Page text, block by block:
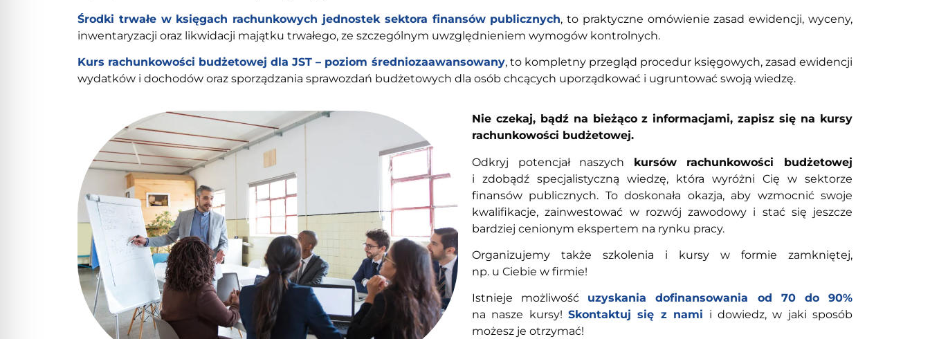
Środki trwałe w księgach rachunkowych jednostek sektora finansów publicznych, to praktyczne omówienie zasad ewidencji, wyceny,
inwentaryzacji oraz likwidacji majątku trwałego, ze szczególnym uwzględnieniem wymogów kontrolnych.
Kurs rachunkowości budżetowej dla JST – poziom średniozaawansowany, to kompletny przegląd procedur księgowych, zasad ewidencji
wydatków i dochodów oraz sporządzania sprawozdań budżetowych dla osób chcących uporządkować i ugruntować swoją wiedzę.
Nie czekaj, bądź na bieżąco z informacjami, zapisz się na kursy
rachunkowości budżetowej.
Odkryj potencjał naszych kursów rachunkowości budżetowej
i zdobądź specjalistyczną wiedzę, która wyróżni Cię w sektorze
finansów publicznych. To doskonała okazja, aby wzmocnić swoje
kwalifikacje, zainwestować w rozwój zawodowy i stać się jeszcze
bardziej cenionym ekspertem na rynku pracy.
Organizujemy także szkolenia i kursy w formie zamkniętej,
np. u Ciebie w firmie!
Istnieje możliwość uzyskania dofinansowania od 70 do 90%
na nasze kursy!Skontaktuj się z nami i dowiedz, w jaki sposób
możesz je otrzymać!